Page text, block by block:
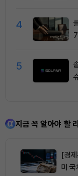
4
5
지금 꼭 알아야 할
[경
미 국